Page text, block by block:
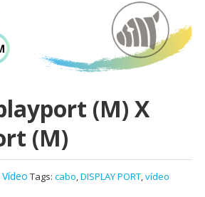
(M) X
(M)
Tags: cabo,DISPLAY PORT,vídeo